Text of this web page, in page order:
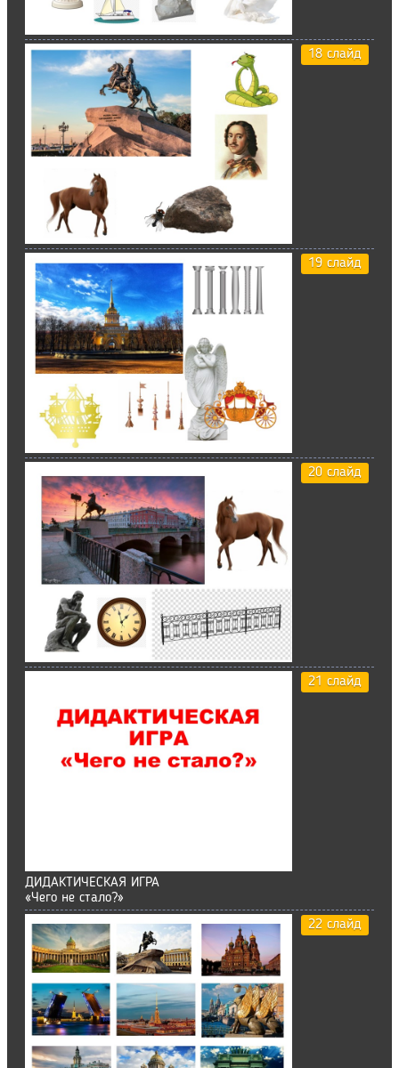
18 слайд
19 слайд
20 слайд
21 слайд
ДИДАКТИЧЕСКАЯ ИГРА
«Чего не стало?»
22 слайд